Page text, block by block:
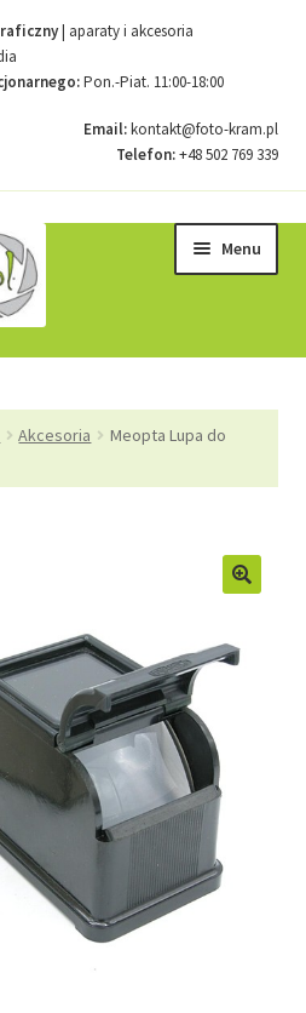
| aparaty i akcesoria
Pon.-Piat. 11:00-18:00
Email:kontakt@foto-kram.pl
Telefon:+48 502 769 339
Menu
Akcesoria
Meopta Lupa do